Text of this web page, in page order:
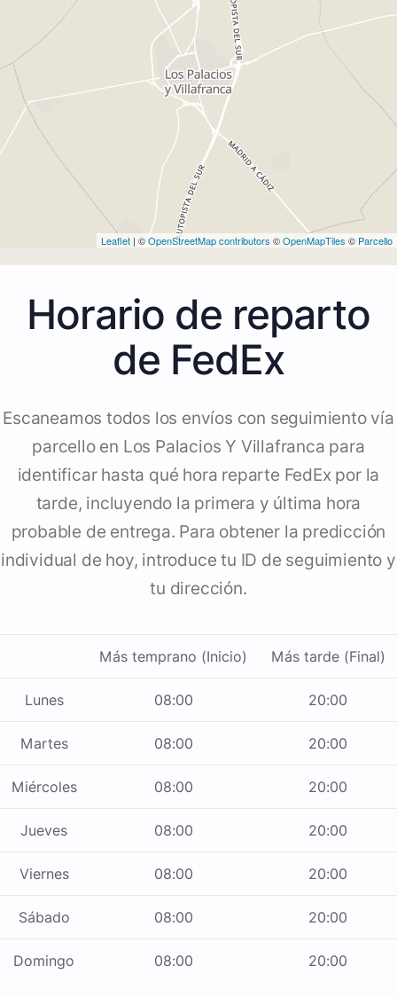
Leaflet | ©OpenStreetMap contributors ©OpenMapTiles © Parcello
Horario de reparto
de FedEx
Escaneamos todos los envíos con seguimiento vía
parcello en Los Palacios Y Villafranca para
identificar hasta qué hora reparte FedEx por la
tarde, incluyendo la primera y última hora
probable de entrega. Para obtener la predicción
individual de hoy, introduce tu ID de seguimiento y
tu dirección.
Más temprano (Inicio) Más tarde (Final)
Lunes 08:00 20:00
Martes 08:00 20:00
Miércoles 08:00 20:00
Jueves 08:00 20:00
Viernes 08:00 20:00
Sábado 08:00 20:00
Domingo 08:00 20:00